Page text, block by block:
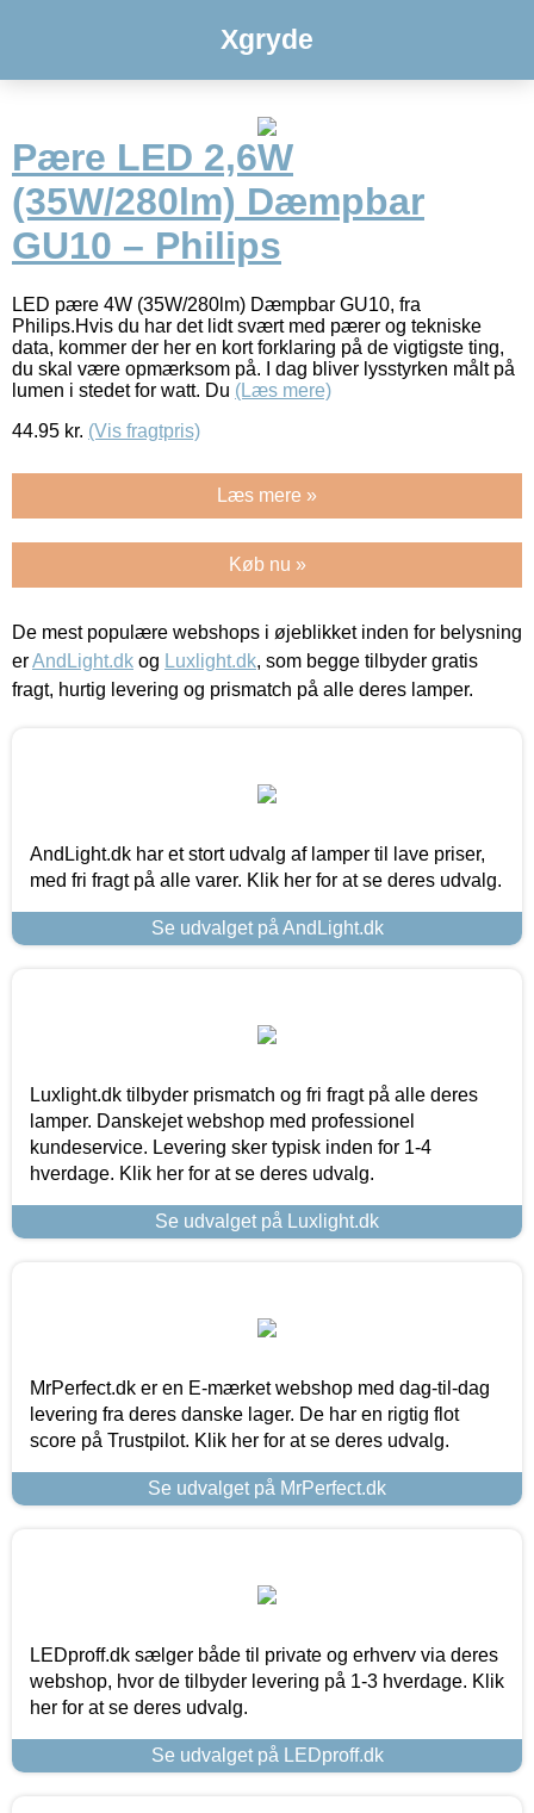
Xgryde
Pære LED 2,6W
(35W/280lm) Dæmpbar
GU10 – Philips
LED pære 4W (35W/280lm) Dæmpbar GU10, fra
Philips.Hvis du har det lidt svært med pærer og tekniske
data, kommer der her en kort forklaring på de vigtigste ting,
du skal være opmærksom på. I dag bliver lysstyrken målt på
lumen i stedet for watt. Du (Læs mere)
44.95 kr. (Vis fragtpris)
Læs mere »
Køb nu »
De mest populære webshops i øjeblikket inden for belysning
erAndLight.dk og Luxlight.dk, som begge tilbyder gratis
fragt, hurtig levering og prismatch på alle deres lamper.
AndLight.dk har et stort udvalg af lamper til lave priser,
med fri fragt på alle varer. Klik her for at se deres udvalg.
Se udvalget på AndLight.dk
Luxlight.dk tilbyder prismatch og fri fragt på alle deres
lamper. Danskejet webshop med professionel
kundeservice. Levering sker typisk inden for 1-4
hverdage. Klik her for at se deres udvalg.
Se udvalget på Luxlight.dk
MrPerfect.dk er en E-mærket webshop med dag-til-dag
levering fra deres danske lager. De har en rigtig flot
score på Trustpilot. Klik her for at se deres udvalg.
Se udvalget på MrPerfect.dk
LEDproff.dk sælger både til private og erhverv via deres
webshop, hvor de tilbyder levering på 1-3 hverdage. Klik
her for at se deres udvalg.
Se udvalget på LEDproff.dk